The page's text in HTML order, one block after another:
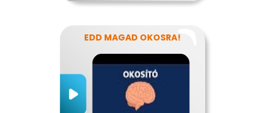
EDD MAGAD OKOSRA!